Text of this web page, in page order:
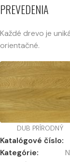
PREVEDENIA
Každé drevo je
orientačné.
DUB PRÍRODNÝ
Katalógové číslo:
Kategórie: